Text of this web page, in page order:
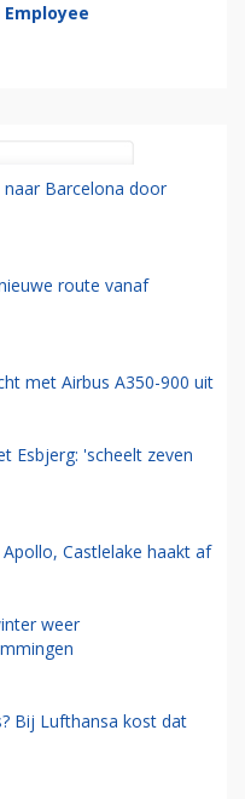
Barcelona door
route vanaf
met Airbus A350-900 uit
Esbjerg: 'scheelt zeven
Castlelake haakt af
weer
Bij Lufthansa kost dat